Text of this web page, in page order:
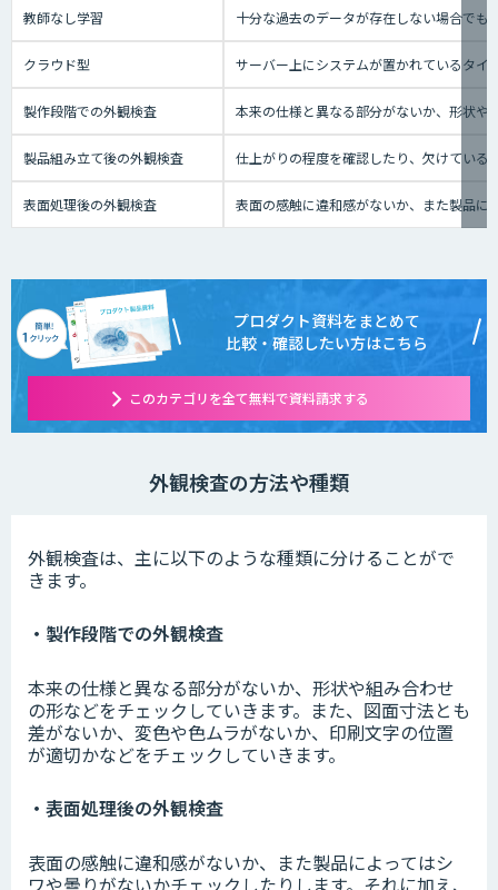
教師なし学習 十分な過去のデータが存在しない場合でも
クラウド型 サーバー上にシステムが置かれているタ
製作段階での外観検査 本来の仕様と異なる部分がないか、形状や
製品組み立て後の外観検査 仕上がりの程度を確認したり、欠けている
表面処理後の外観検査 表面の感触に違和感がないか、また製品に
プロダクト資料をまとめて
比較・確認したい方はこちら
このカテゴリを全て無料で資料請求する
外観検査の方法や種類
外観検査は、主に以下のような種類に分けることがで
きます。
・製作段階での外観検査
本来の仕様と異なる部分がないか、形状や組み合わせ
の形などをチェックしていきます。また、図面寸法とも
差がないか、変色や色ムラがないか、印刷文字の位置
が適切かなどをチェックしていきます。
・表面処理後の外観検査
表面の感触に違和感がないか、また製品によってはシ
ワや曇りがないかチェックしたりします。それに加え、